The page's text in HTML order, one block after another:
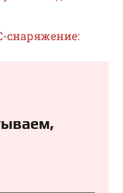
снаряжение: